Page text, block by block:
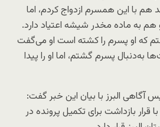
هم با این همسرم ازدواج کردم، اما
هم به ماده مخدر شیشه اعتیاد دارد.
که او پسرم را کشته است او می‌گفت
پسرم گشتم، اما او را پیدا
آگاهی البرز با بیان این خبر گفت:
قرار بازداشت برای تکمیل پرونده در